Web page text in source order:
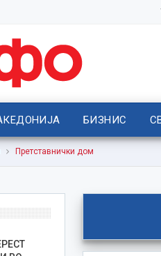
БИЗНИС
Претставнички дом